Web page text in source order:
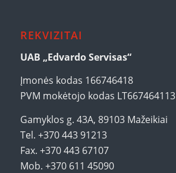
REKVIZITAI
UAB „Edvardo Servisas“
Įmonės kodas 166746418
PVM mokėtojo kodas LT667464113
Gamyklos g. 43A, 89103 Mažeikiai
Tel. +370 443 91213
Fax. +370 443 67107
Mob. +370 611 45090